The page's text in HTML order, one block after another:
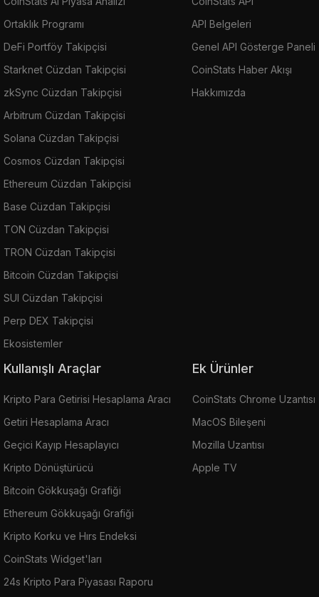
Ortaklık Programı
DeFi Portföy Takipçisi
Starknet Cüzdan Takipçisi
zkSync Cüzdan Takipçisi
Arbitrum Cüzdan Takipçisi
Solana Cüzdan Takipçisi
Cosmos Cüzdan Takipçisi
Ethereum Cüzdan Takipçisi
Base Cüzdan Takipçisi
TON Cüzdan Takipçisi
TRON Cüzdan Takipçisi
Bitcoin Cüzdan Takipçisi
SUI Cüzdan Takipçisi
Perp DEX Takipçisi
Ekosistemler
API Belgeleri
Genel API Gösterge Paneli
CoinStats Haber Akışı
Hakkımızda
Kullanışlı Araçlar
Kripto Para Getirisi Hesaplama Aracı
Getiri Hesaplama Aracı
Geçici Kayıp Hesaplayıcı
Kripto Dönüştürücü
Bitcoin Gökkuşağı Grafiği
Ethereum Gökkuşağı Grafiği
Kripto Korku ve Hırs Endeksi
CoinStats Widget'ları
24s Kripto Para Piyasası Raporu
Ek Ürünler
CoinStats Chrome Uzantısı
MacOS Bileşeni
Mozilla Uzantısı
Apple TV